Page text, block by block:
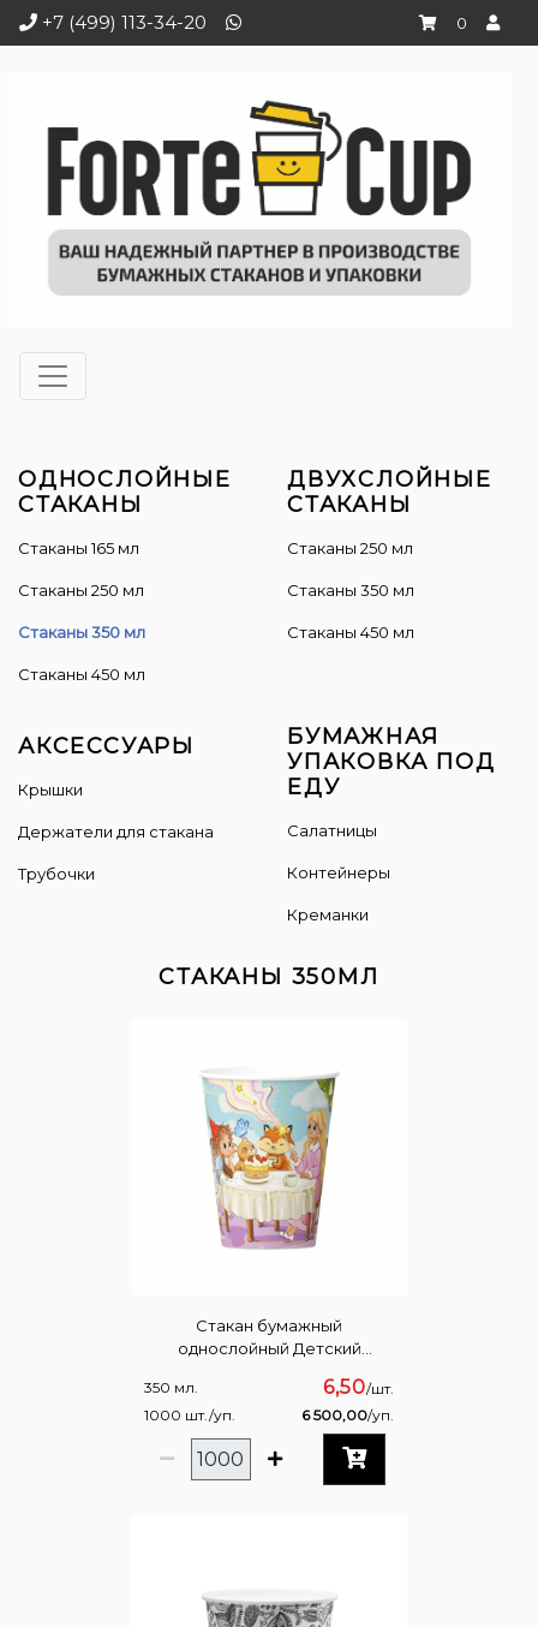
+7 (499) 113-34-20 0
ОДНОСЛОЙНЫЕ
СТАКАНЫ
Стаканы 165 мл
Стаканы 250 мл
Стаканы 350 мл
Стаканы 450 мл
ДВУХСЛОЙНЫЕ
СТАКАНЫ
Cтаканы 250 мл
Стаканы 350 мл
Стаканы 450 мл
АКСЕССУАРЫ
Крышки
Держатели для стакана
Трубочки
БУМАЖНАЯ
УПАКОВКА ПОД
ЕДУ
Салатницы
Контейнеры
Креманки
СТАКАНЫ 350МЛ
Стакан бумажный
однослойный Детский
350 мл. 6,50/шт.
1000 шт./уп.
6 500,00/уп.